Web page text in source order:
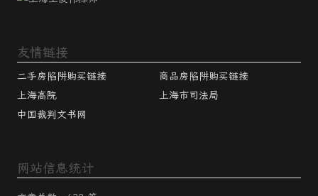
友情链接
二手房陷阱购买链接
商品房陷阱购买链接
上海高院
上海市司法局
中国裁判文书网
网站信息统计